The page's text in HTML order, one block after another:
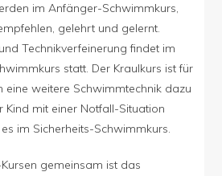
im Anfänger-Schwimmkurs,
gelehrt und gelernt.
Technikverfeinerung findet im
statt. Der Kraulkurs ist für
eine weitere Schwimmtechnik dazu
Kind mit einer Notfall-Situation
im Sicherheits-Schwimmkurs.
gemeinsam ist das